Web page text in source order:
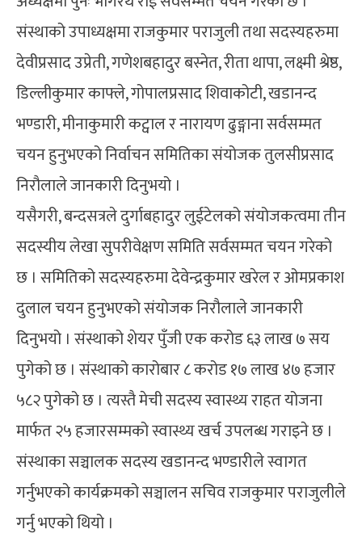
संस्थाको उपाध्यक्षमा राजकुमार पराजुली तथा सदस्यहरुमा
देवीप्रसाद उप्रेती, गणेशबहादुर बस्नेत, रीता थापा, लक्ष्मी श्रेष्ठ,
डिल्लीकुमार काफ्ले, गोपालप्रसाद शिवाकोटी, खडानन्द
भण्डारी, मीनाकुमारी कट्वाल र नारायण ढुङ्गाना सर्वसम्मत
चयन हुनुभएको निर्वाचन समितिका संयोजक तुलसीप्रसाद
निरौलाले जानकारी दिनुभयो ।
यसैगरी, बन्दसत्रले दुर्गाबहादुर लुईटेलको संयोजकत्वमा तीन
सदस्यीय लेखा सुपरीवेक्षण समिति सर्वसम्मत चयन गरेको
छ । समितिको सदस्यहरुमा देवेन्द्रकुमार खरेल र ओमप्रकाश
दुलाल चयन हुनुभएको संयोजक निरौलाले जानकारी
दिनुभयो । संस्थाको शेयर पुँजी एक करोड ६३ लाख ७ सय
पुगेको छ । संस्थाको कारोबार ८ करोड १७ लाख ४७ हजार
५८२ पुगेको छ । त्यस्तै मेची सदस्य स्वास्थ्य राहत योजना
मार्फत २५ हजारसम्मको स्वास्थ्य खर्च उपलब्ध गराइने छ ।
संस्थाका सञ्चालक सदस्य खडानन्द भण्डारीले स्वागत
गर्नुभएको कार्यक्रमको सञ्चालन सचिव राजकुमार पराजुलीले
गर्नु भएको थियो ।